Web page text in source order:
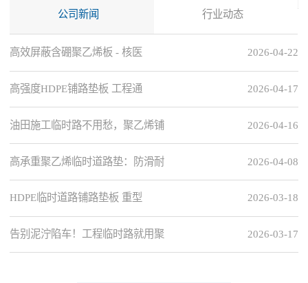
公司新闻 行业动态
2026-04-22
高效屏蔽含硼聚乙烯板 - 核医
2026-04-17
高强度HDPE铺路垫板 工程通
2026-04-16
油田施工临时路不用愁，聚乙烯铺
2026-04-08
高承重聚乙烯临时道路垫：防滑耐
2026-03-18
HDPE临时道路铺路垫板 重型
2026-03-17
告别泥泞陷车！工程临时路就用聚